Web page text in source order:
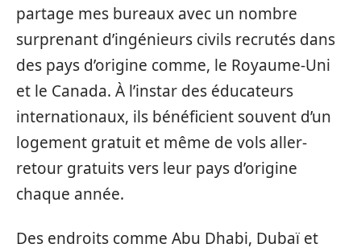
partage mes bureaux avec un nombre
surprenant d’ingénieurs civils recrutés dans
des pays d’origine comme, le Royaume-Uni
et le Canada. À l’instar des éducateurs
internationaux, ils bénéficient souvent d’un
logement gratuit et même de vols aller-
retour gratuits vers leur pays d’origine
chaque année.
Des endroits comme Abu Dhabi, Dubaï et